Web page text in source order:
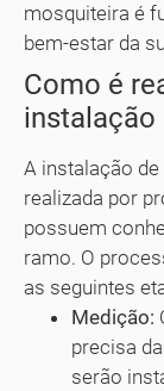
mosquiteira é
bem-estar da
Como é
instalação
A instalação
realizada por
possuem
ramo. O
as seguintes
Medição:
precisa
serão